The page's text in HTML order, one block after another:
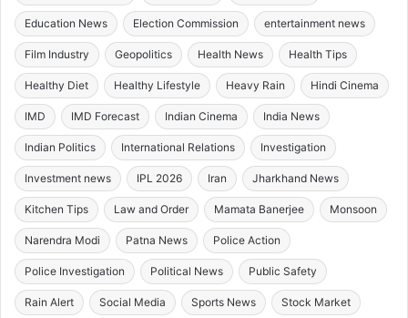
Education News Election Commission entertainment news
Film Industry Geopolitics Health News Health Tips
Healthy Diet Healthy Lifestyle Heavy Rain Hindi Cinema
IMD IMD Forecast Indian Cinema India News
Indian Politics International Relations Investigation
Investment news IPL 2026 Iran Jharkhand News
Kitchen Tips Law and Order Mamata Banerjee Monsoon
Narendra Modi Patna News Police Action
Police Investigation Political News Public Safety
Rain Alert Social Media Sports News Stock Market